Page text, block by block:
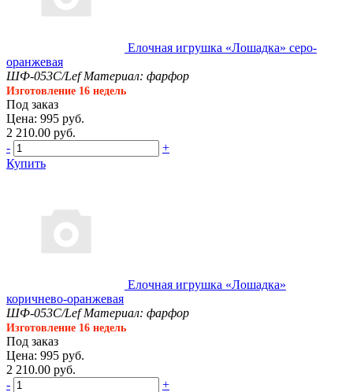
Елочная игрушка «Лошадка» серо-
оранжевая
ШФ-053С/Lef Материал: фарфор
Изготовление 16 недель
Под заказ
Цена: 995 руб.
2 210.00 руб.
-
+
Купить
Елочная игрушка «Лошадка»
коричнево-оранжевая
ШФ-053С/Lef Материал: фарфор
Изготовление 16 недель
Под заказ
Цена: 995 руб.
2 210.00 руб.
-
+